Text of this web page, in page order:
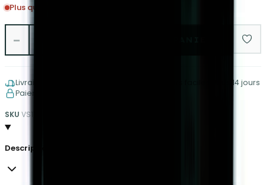
Plus que 4 en stock
−
Livraison gratuite à partir de €150
Retours faciles sous 14 jours
Paiements sécurisés et protégés
SKU VS1768234637
Description